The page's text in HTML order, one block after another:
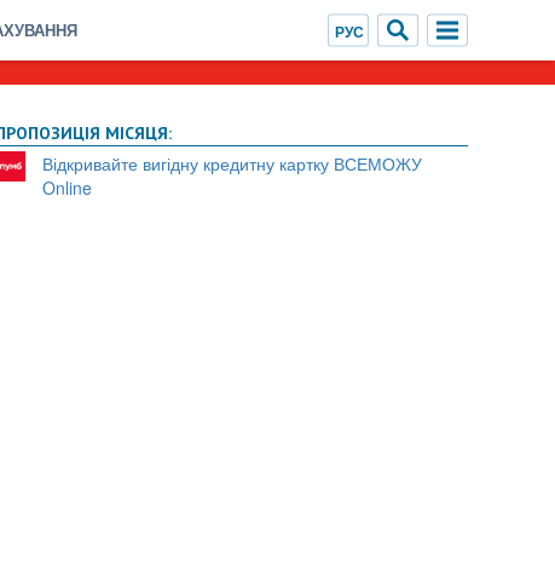
МІСЯЦЯ:
Відкривайте вигідну кредитну картку ВСЕМОЖУ
Online